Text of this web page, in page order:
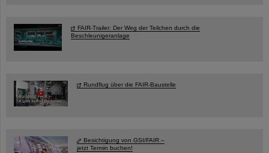
FAIR-Trailer: Der Weg der Teilchen durch die
Beschleunigeranlage
Rundflug über die FAIR-Baustelle
Besichtigung von GSI/FAIR –
jetzt Termin buchen!